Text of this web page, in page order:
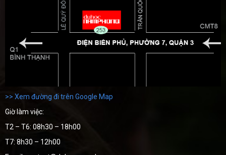
>> Xem đường đi trên Google Map
Giờ làm việc:
T2 – T6: 08h30 – 18h00
T7: 8h30 – 12h00